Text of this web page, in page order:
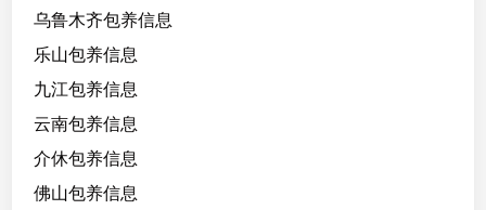
+
学
生
，
细
，
乌鲁木齐包养信息
乐山包养信息
九江包养信息
云南包养信息
介休包养信息
佛山包养信息